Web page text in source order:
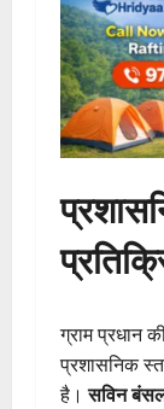
ग्राम प्रधान
प्रशासनिक
है।सविन